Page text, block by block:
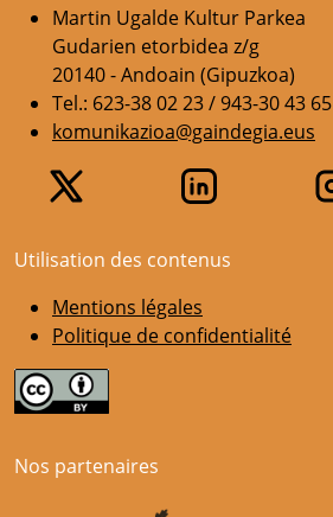
Martin Ugalde Kultur Parkea
Gudarien etorbidea z/g
20140 - Andoain (Gipuzkoa)
Tel.: 623-38 02 23 / 943-30 43 65
komunikazioa@gaindegia.eus
Utilisation des contenus
Mentions légales
Politique de confidentialité
Nos partenaires